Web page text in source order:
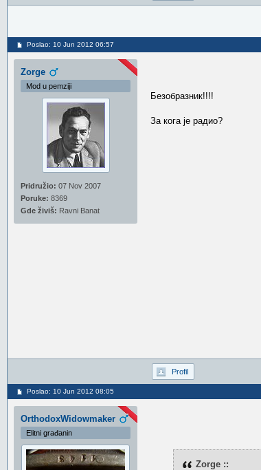
Poslao: 10 Jun 2012 06:57
Zorge
Mod u pemziji
Pridružio: 07 Nov 2007
Poruke: 8369
Gde živiš: Ravni Banat
Безобразник!!!!
За кога је радио?
Profil
Poslao: 10 Jun 2012 08:05
OrthodoxWidowmaker
Elitni građanin
Zorge ::